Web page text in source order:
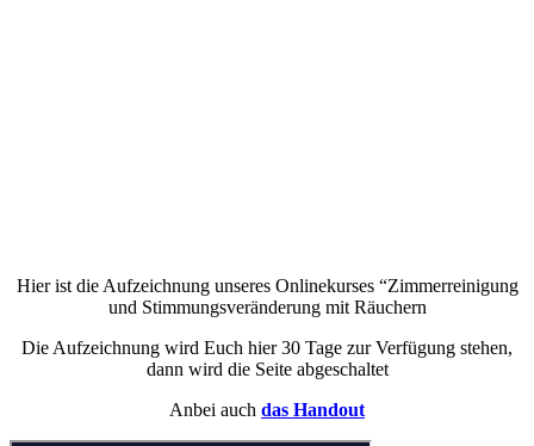
Hier ist die Auf­zeich­nung unse­res Online­kur­ses “Zim­mer­rei­ni­gung
und Stim­mungs­ver­än­de­rung mit Räuchern
Die Auf­zeich­nung wird Euch hier 30 Tage zur Ver­fü­gung ste­hen,
dann wird die Sei­te abgeschaltet
Anbei auch das Hand­out